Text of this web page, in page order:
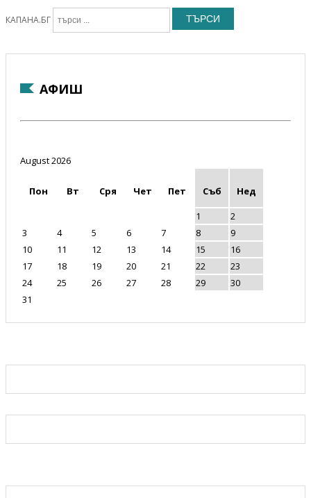
КАПАНА.БГ ТЪРСИ
АФИШ
August 2026
Пон Вт Сря Чет Пет Съб
Нед
1
2
3
4 5 6 7 8
9
10
11 12 13 14 15
16
17
18 19 20 21 22
23
24
25 26 27 28 29
30
31